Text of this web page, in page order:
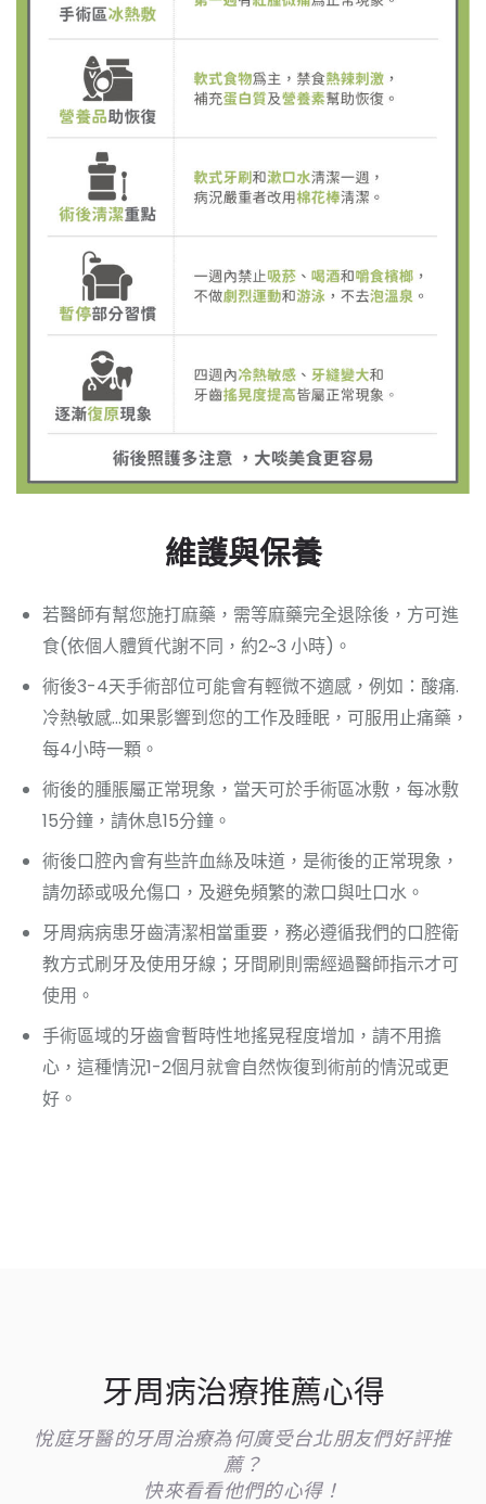
維護與保養
若醫師有幫您施打麻藥，需等麻藥完全退除後，方可進
食(依個人體質代謝不同，約2~3 小時)。
術後3-4天手術部位可能會有輕微不適感，例如：酸痛.
冷熱敏感…如果影響到您的工作及睡眠，可服用止痛藥，
每4小時一顆。
術後的腫脹屬正常現象，當天可於手術區冰敷，每冰敷
15分鐘，請休息15分鐘。
術後口腔內會有些許血絲及味道，是術後的正常現象，
請勿舔或吸允傷口，及避免頻繁的漱口與吐口水。
牙周病病患牙齒清潔相當重要，務必遵循我們的口腔衛
教方式刷牙及使用牙線；牙間刷則需經過醫師指示才可
使用。
手術區域的牙齒會暫時性地搖晃程度增加，請不用擔
心，這種情況1-2個月就會自然恢復到術前的情況或更
好。
牙周病治療推薦心得
悅庭牙醫的牙周治療為何廣受台北朋友們好評推
薦？
快來看看他們的心得！